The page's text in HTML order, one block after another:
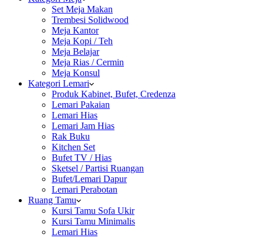
Set Meja Makan
Trembesi Solidwood
Meja Kantor
Meja Kopi / Teh
Meja Belajar
Meja Rias / Cermin
Meja Konsul
Kategori Lemari
Produk Kabinet, Bufet, Credenza
Lemari Pakaian
Lemari Hias
Lemari Jam Hias
Rak Buku
Kitchen Set
Bufet TV / Hias
Sketsel / Partisi Ruangan
Bufet/Lemari Dapur
Lemari Perabotan
Ruang Tamu
Kursi Tamu Sofa Ukir
Kursi Tamu Minimalis
Lemari Hias